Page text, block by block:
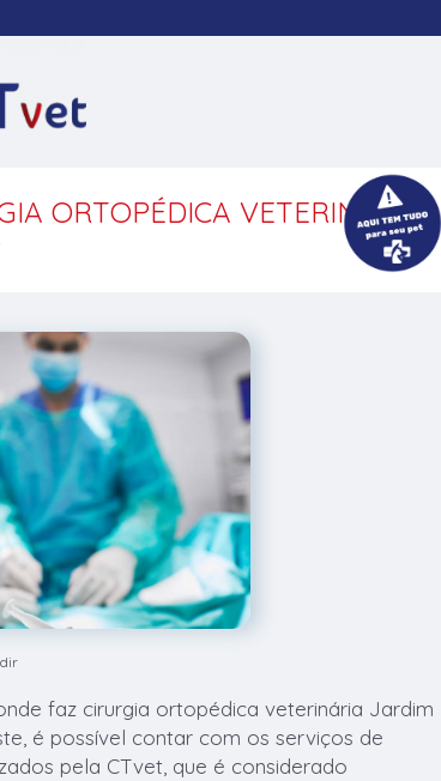
ORTOPÉDICA VETERINÁRIA
faz cirurgia ortopédica veterinária Jardim
é possível contar com os serviços de
pela CTvet, que é considerado